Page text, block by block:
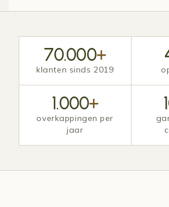
70.000+
klanten sinds 2019
1.000+
overkappingen per
jaar